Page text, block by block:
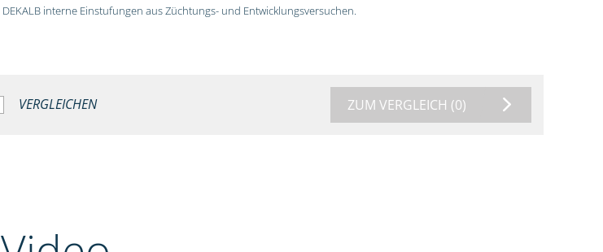
DEKALB interne Einstufungen aus Züchtungs- und Entwicklungsversuchen.
VERGLEICHEN ZUM VERGLEICH (0)